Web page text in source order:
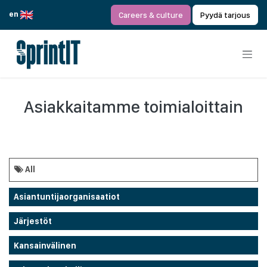
en
Careers & culture Pyydä tarjous
Asiakkaitamme toimialoittain
All
Asiantuntijaorganisaatiot
Järjestöt
Kansainvälinen